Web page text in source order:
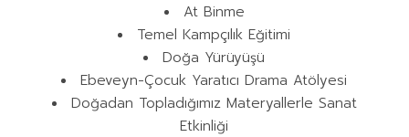
At Binme
Temel Kampçılık Eğitimi
Doğa Yürüyüşü
Ebeveyn-Çocuk Yaratıcı Drama Atölyesi
Doğadan Topladığımız Materyallerle Sanat
Etkinliği